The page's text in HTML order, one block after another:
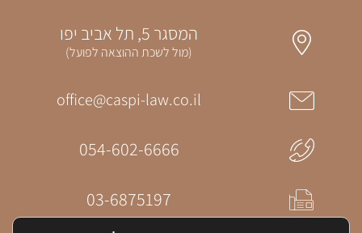
המסגר 5, תל אביב יפו
(מול לשכת ההוצאה לפועל)
office@caspi-law.co.il
054-602-6666
03-6875197